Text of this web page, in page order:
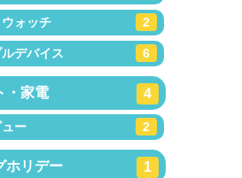
ォッチ 2
デバイス 6
・家電 4
ー 2
ホリデー 1